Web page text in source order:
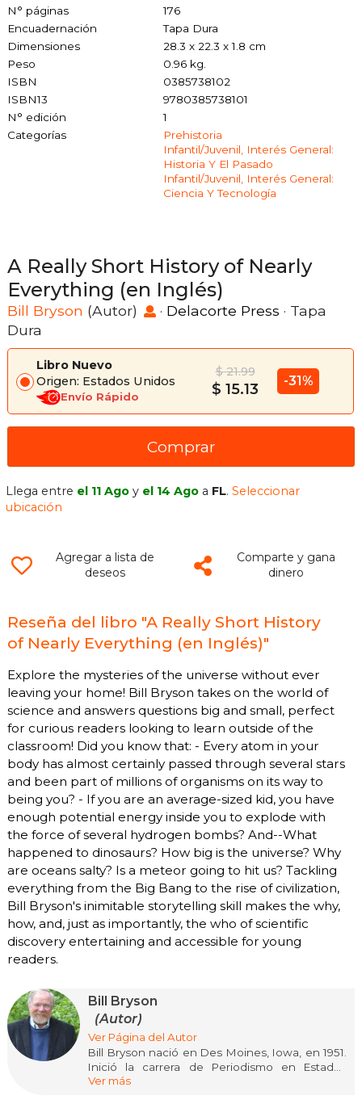
N° páginas
176
Encuadernación
Tapa Dura
Dimensiones
28.3 x 22.3 x 1.8 cm
Peso
0.96 kg.
ISBN
0385738102
ISBN13
9780385738101
N° edición
1
Categorías
Prehistoria
Infantil/juvenil, Interés General:
Historia Y El Pasado
Infantil/juvenil, Interés General:
Ciencia Y Tecnología
A Really Short History of Nearly
Everything (en Inglés)
Bill Bryson (Autor) · Delacorte Press · Tapa
Dura
Libro Nuevo
Origen: Estados Unidos
Envío Rápido
$ 21.99
$ 15.13 -31%
Comprar
Llega entre el 11 Ago y el 14 Ago a FL.Seleccionar
ubicación
Agregar a lista de
deseos
Comparte y gana
dinero
Reseña del libro "A Really Short History
of Nearly Everything (en Inglés)"
Explore the mysteries of the universe without ever
leaving your home! Bill Bryson takes on the world of
science and answers questions big and small, perfect
for curious readers looking to learn outside of the
classroom! Did you know that: - Every atom in your
body has almost certainly passed through several stars
and been part of millions of organisms on its way to
being you? - If you are an average-sized kid, you have
enough potential energy inside you to explode with
the force of several hydrogen bombs? And--What
happened to dinosaurs? How big is the universe? Why
are oceans salty? Is a meteor going to hit us? Tackling
everything from the Big Bang to the rise of civilization,
Bill Bryson's inimitable storytelling skill makes the why,
how, and, just as importantly, the who of scientific
discovery entertaining and accessible for young
readers.
Bill Bryson
(Autor)
Ver Página del Autor
Bill Bryson nació en Des Moines, Iowa, en 1951.
Inició la carrera de Periodismo en Estados
Unidos, pero la interrumpió para viajar por
Ver más